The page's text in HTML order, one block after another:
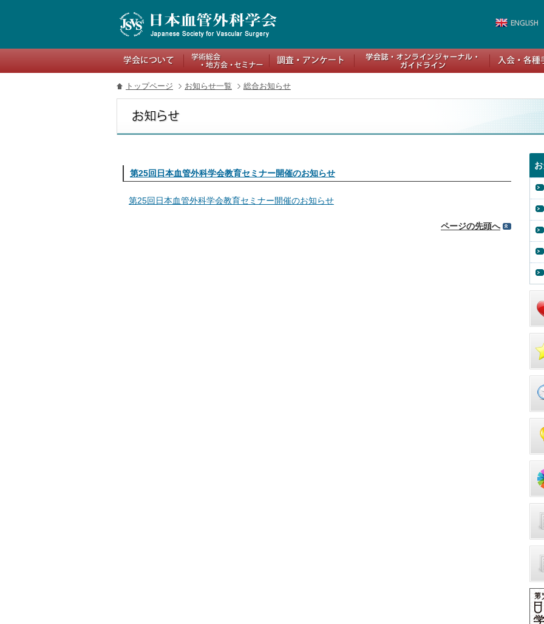
トップページ お知らせ一覧 総合お知らせ
第25回日本血管外科学会教育セミナー開催のお知らせ
第25回日本血管外科学会教育セミナー開催のお知らせ
ページの先頭へ